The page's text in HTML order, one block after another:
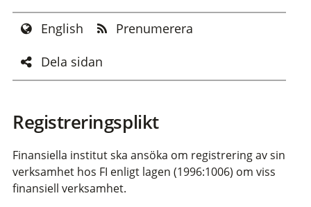
English
Prenumerera
Dela sidan
Registreringsplikt
Finansiella institut ska ansöka om registrering av sin
verksamhet hos FI enligt lagen (1996:1006) om viss
finansiell verksamhet.